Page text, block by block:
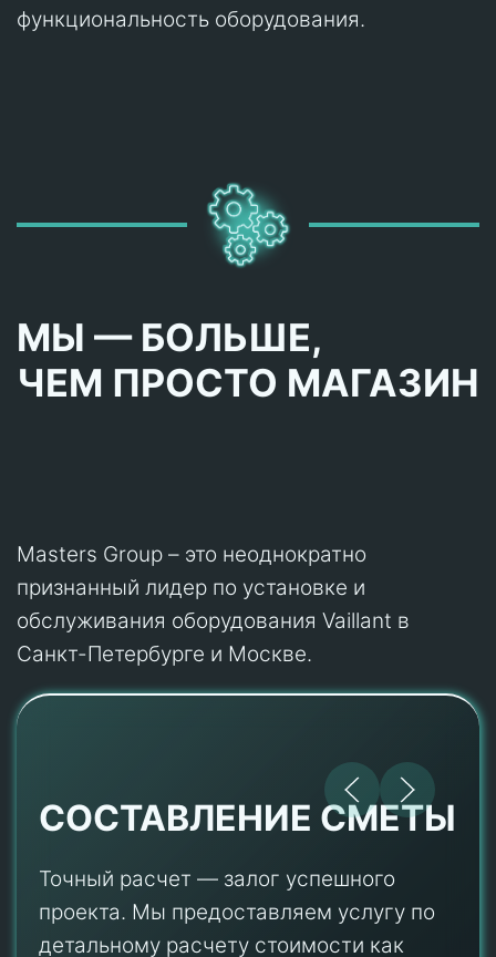
функциональность оборудования.
МЫ — БОЛЬШЕ,
ЧЕМ ПРОСТО МАГАЗИН
Masters Group – это неоднократно
признанный лидер по установке и
обслуживания оборудования Vaillant в
Санкт-Петербурге и Москве.
СОСТАВЛЕНИЕ СМЕТЫ
Точный расчет — залог успешного
проекта. Мы предоставляем услугу по
детальному расчету стоимости как